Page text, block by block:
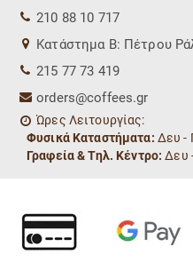
210 88 10 717
Kατάστημα Β: Πέτρου
215 77 73 419
orders@coffees.gr
Ώρες Λειτουργίας:
Φυσικά Καταστήματα: Δευ -
Γραφεία & Τηλ. Κέντρο: Δευ